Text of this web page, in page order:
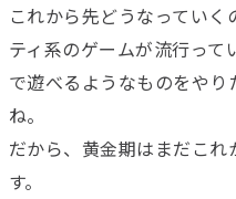
これから先どうなってい
ティ系のゲームが流行っ
で遊べるようなものをや
ね。
だから、黄金期はまだこ
す。